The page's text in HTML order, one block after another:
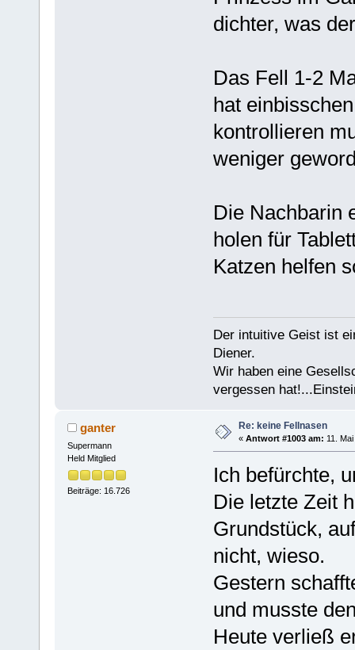
dichter, was
Das Fell 1-2
hat
kontrollieren
weniger
Die Nachbarin
holen für
Katzen helfen
Der intuitive Geist ist
Diener.
Wir haben eine
vergessen
ganter
Supermann
Held Mitglied
Beiträge: 16.726
Re: keine Fellnasen
« Antwort #1003 am: 11.
Ich befürchte,
Die letzte Zeit
Grundstück,
nicht, wieso.
Gestern
und musste
Heute verließ